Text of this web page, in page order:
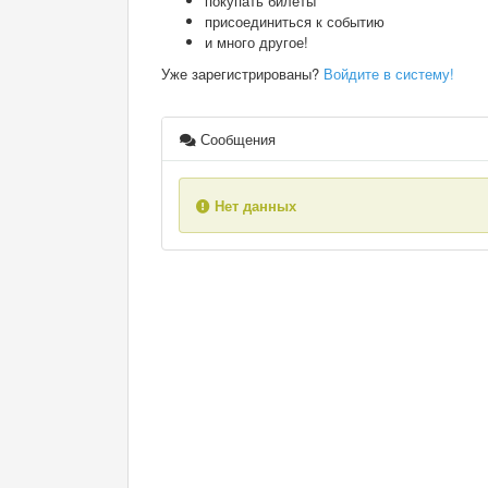
присоединиться к событию
и много другое!
Уже зарегистрированы? Войдите в систему!
Сообщения
Нет данных